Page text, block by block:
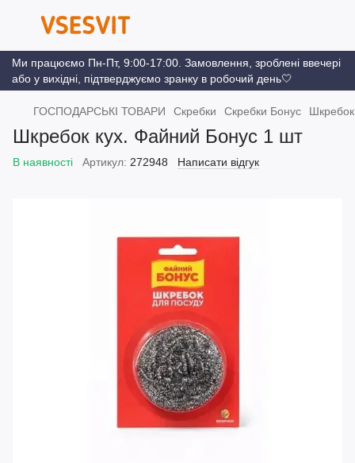
Ми працюємо Пн-Пт, 9:00-17:00. Замовлення, зроблені ввечері
або у вихідні, підтверджуємо зранку в робочий день🤍
ГОСПОДАРСЬКІ ТОВАРИ Скребки Скребки Бонус
Шкребок кух. Файний Бонус 1 шт
В наявності Артикул: 272948 Написати відгук